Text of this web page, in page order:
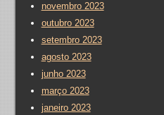
novembro 2023
outubro 2023
setembro 2023
agosto 2023
junho 2023
março 2023
janeiro 2023